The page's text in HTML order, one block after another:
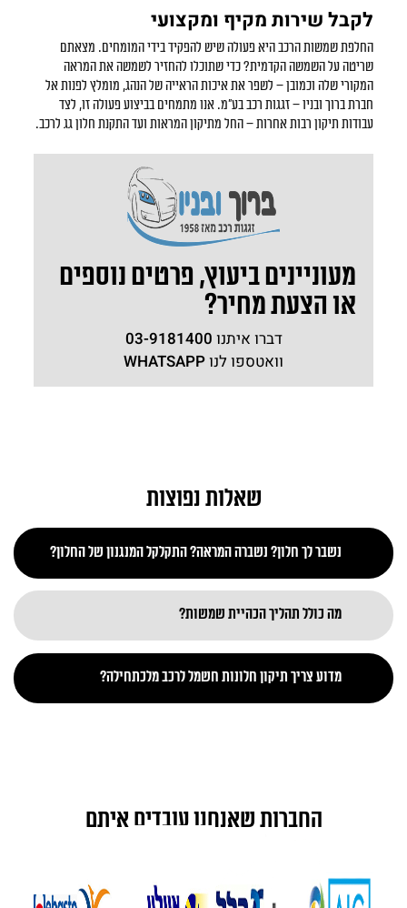
לקבל שירות מקיף ומקצועי
החלפת שמשות הרכב היא פעולה שיש להפקיד בידי המומחים. מצאתם
שריטה על השמשה הקדמית? כדי שתוכלו להחזיר לשמשה את המראה
המקורי שלה וכמובן – לשפר את איכות הראייה של הנהג, מומלץ לפנות אל
חברת ברוך ובניו – זגגות רכב בע"מ. אנו מתמחים בביצוע פעולה זו, לצד
עבודות תיקון רבות אחרות – החל מתיקון המראות ועד התקנת חלון גג לרכב.
מעוניינים ביעוץ, פרטים נוספים
או הצעת מחיר?
דברו איתנו 03-9181400
וואטספו לנוWHATSAPP
שאלות נפוצות
נשבר לך חלון? נשברה המראה? התקלקל המנגנון של החלון?
מה כולל תהליך הכהיית שמשות?
מדוע צריך תיקון חלונות חשמל לרכב מלכתחילה?
החברות שאנחנו עובדים איתם